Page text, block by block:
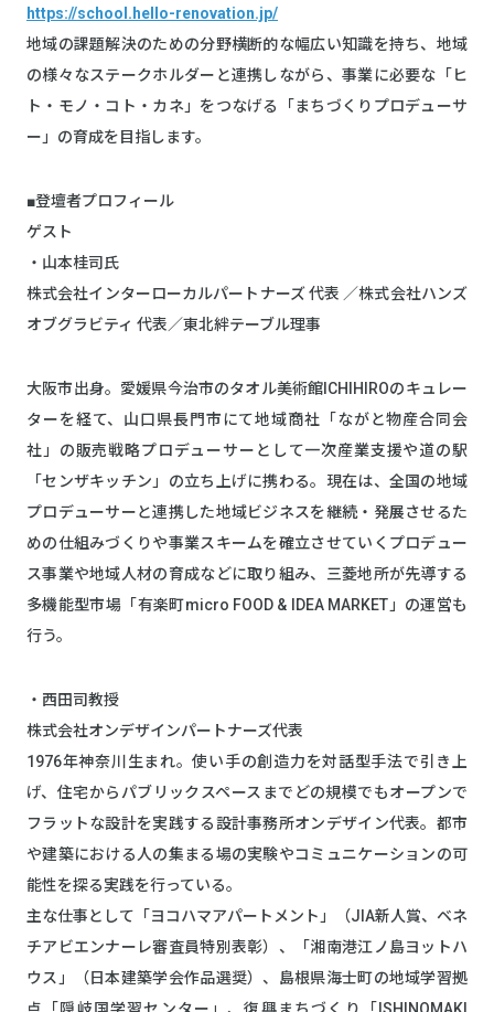
https://school.hello-renovation.jp/
地域の課題解決のための分野横断的な幅広い知識を持ち、地域
の様々なステークホルダーと連携しながら、事業に必要な「ヒ
ト・モノ・コト・カネ」をつなげる「まちづくりプロデューサ
ー」の育成を目指します。
■登壇者プロフィール
ゲスト
・山本桂司氏
株式会社インターローカルパートナーズ 代表 ／株式会社ハンズ
オブグラビティ 代表／東北絆テーブル理事
大阪市出身。愛媛県今治市のタオル美術館ICHIHIROのキュレー
ターを経て、山口県長門市にて地域商社「ながと物産合同会
社」の販売戦略プロデューサーとして一次産業支援や道の駅
「センザキッチン」の立ち上げに携わる。現在は、全国の地域
プロデューサーと連携した地域ビジネスを継続・発展させるた
めの仕組みづくりや事業スキームを確立させていくプロデュー
ス事業や地域人材の育成などに取り組み、三菱地所が先導する
多機能型市場「有楽町micro FOOD & IDEA MARKET」の運営も
行う。
・西田司教授
株式会社オンデザインパートナーズ代表
1976年神奈川生まれ。使い手の創造力を対話型手法で引き上
げ、住宅からパブリックスペースまでどの規模でもオープンで
フラットな設計を実践する設計事務所オンデザイン代表。都市
や建築における人の集まる場の実験やコミュニケーションの可
能性を探る実践を行っている。
主な仕事として「ヨコハマアパートメント」（JIA新人賞、ベネ
チアビエンナーレ審査員特別表彰）、「湘南港江ノ島ヨットハ
ウス」（日本建築学会作品選奨）、島根県海士町の地域学習拠